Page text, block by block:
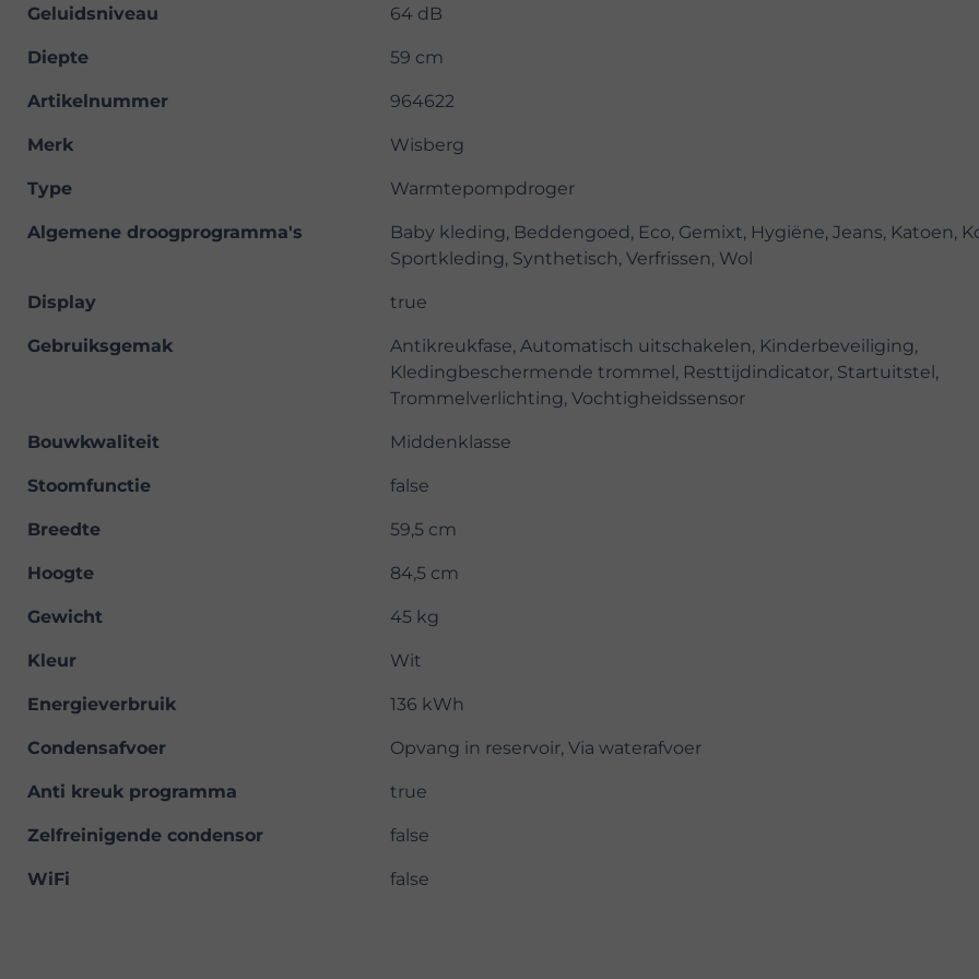
Geluidsniveau 64 dB
Diepte 59 cm
Artikelnummer 964622
Merk Wisberg
Type Warmtepompdroger
Algemene droogprogramma's
Baby kleding, Beddengoed, Eco, Gemixt, Hygiëne, Jeans, Katoen,
Sportkleding, Synthetisch, Verfrissen, Wol
Display true
Gebruiksgemak
Antikreukfase, Automatisch uitschakelen, Kinderbeveiliging,
Kledingbeschermende trommel, Resttijdindicator, Startuitstel,
Trommelverlichting, Vochtigheidssensor
Bouwkwaliteit Middenklasse
Stoomfunctie false
Breedte 59,5 cm
Hoogte 84,5 cm
Gewicht 45 kg
Kleur Wit
Energieverbruik 136 kWh
Condensafvoer Opvang in reservoir, Via waterafvoer
Anti kreuk programma true
Zelfreinigende condensor false
WiFi false